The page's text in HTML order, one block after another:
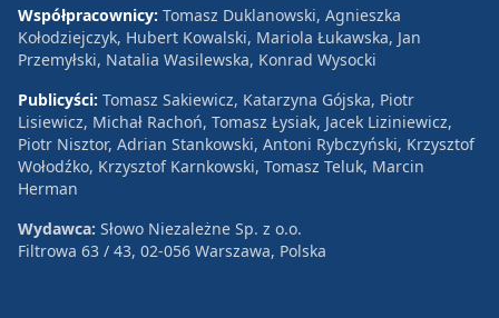
Współpracownicy: Tomasz Duklanowski, Agnieszka
Kołodziejczyk, Hubert Kowalski, Mariola Łukawska, Jan
Przemyłski, Natalia Wasilewska, Konrad Wysocki
Publicyści: Tomasz Sakiewicz, Katarzyna Gójska, Piotr
Lisiewicz, Michał Rachoń, Tomasz Łysiak, Jacek Liziniewicz,
Piotr Nisztor, Adrian Stankowski, Antoni Rybczyński, Krzysztof
Wołodźko, Krzysztof Karnkowski, Tomasz Teluk, Marcin
Herman
Wydawca: Słowo Niezależne Sp. z o.o.
Filtrowa 63 / 43, 02-056 Warszawa, Polska